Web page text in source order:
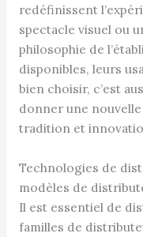
redéfinissent
spectacle visuel ou
philosophie de
disponibles, leurs
bien choisir, c’est
donner une
tradition et
Technologies de
modèles de
Il est essentiel de
familles de